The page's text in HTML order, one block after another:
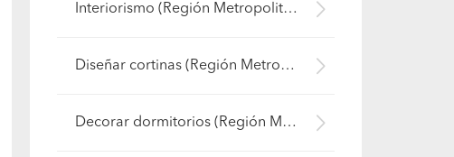
Interiorismo (Región Metropolitana - Chacabuco)
Diseñar cortinas (Región Metropolitana - Chacabuco)
Decorar dormitorios (Región Metropolitana - Chacabuco)